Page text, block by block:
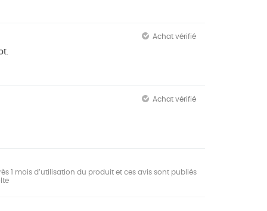
Achat vérifié
Achat vérifié
1 mois d’utilisation du produit et ces avis sont publiés